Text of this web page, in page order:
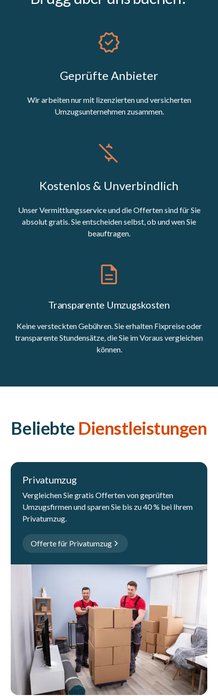
Geprüfte Anbieter
Wir arbeiten nur mit lizenzierten und versicherten
Umzugsunternehmen zusammen.
Kostenlos & Unverbindlich
Unser Vermittlungsservice und die Offerten sind für Sie
absolut gratis. Sie entscheiden selbst, ob und wen Sie
beauftragen.
Transparente Umzugskosten
Keine versteckten Gebühren. Sie erhalten Fixpreise oder
transparente Stundensätze, die Sie im Voraus vergleichen
können.
Beliebte Dienstleistungen
Privatumzug
Vergleichen Sie gratis Offerten von geprüften
Umzugsfirmen und sparen Sie bis zu 40 % bei Ihrem
Privatumzug.
Offerte für Privatumzug